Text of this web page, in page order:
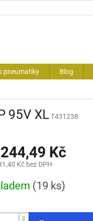
pneumatiky Blog
95V XLT431238
Kč
Kč bez DPH
(19 ks)